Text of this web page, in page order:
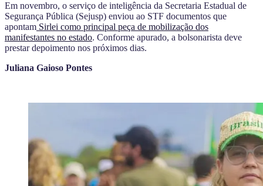
Em novembro, o serviço de inteligência da Secretaria Estadual de
Segurança Pública (Sejusp) enviou ao STF documentos que
apontam Sirlei como principal peça de mobilização dos
manifestantes no estado. Conforme apurado, a bolsonarista deve
prestar depoimento nos próximos dias.
Juliana Gaioso Pontes